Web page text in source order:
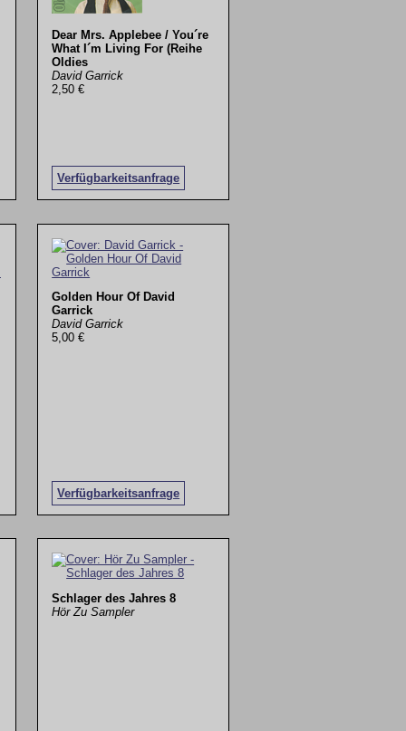
Dear Mrs. Applebee / You´re
What I´m Living For (Reihe
Oldies
David Garrick
2,50 €
Verfügbarkeitsanfrage
Golden Hour Of David
Garrick
David Garrick
5,00 €
Verfügbarkeitsanfrage
Schlager des Jahres 8
Hör Zu Sampler